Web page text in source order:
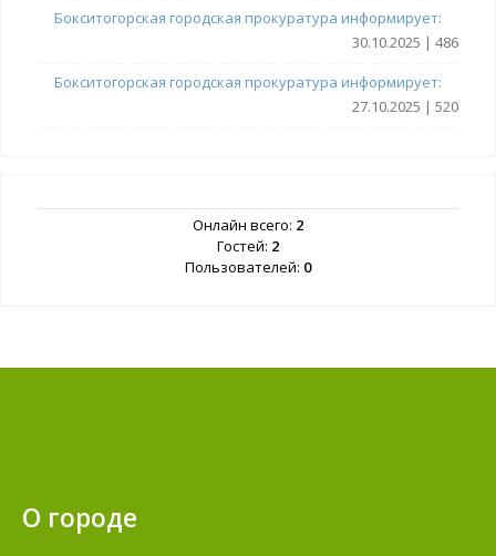
Бокситогорская городская прокуратура информирует:
30.10.2025 | 486
Бокситогорская городская прокуратура информирует:
27.10.2025 | 520
Онлайн всего: 2
Гостей: 2
Пользователей: 0
О городе